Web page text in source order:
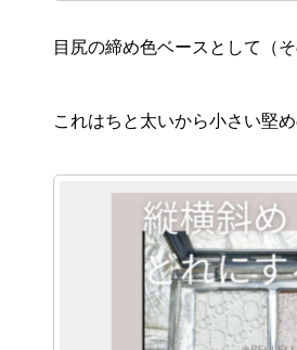
目尻の締め色ベースとして（
これはちと太いから小さい堅